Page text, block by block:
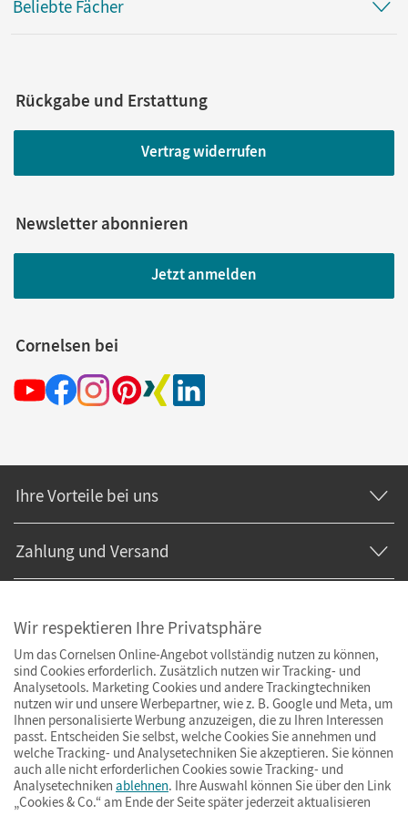
Beliebte Fächer
Rückgabe und Erstattung
Vertrag widerrufen
Newsletter abonnieren
Jetzt anmelden
Cornelsen bei
Ihre Vorteile bei uns
Zahlung und Versand
ImpressumAGBDatenschutzBarrierefreiheitCookies & Co.
Wir respektieren Ihre Privatsphäre
Um das Cornelsen Online-Angebot vollständig nutzen zu können,
sind Cookies erforderlich. Zusätzlich nutzen wir Tracking- und
Analysetools. Marketing Cookies und andere Trackingtechniken
nutzen wir und unsere Werbepartner, wie z. B. Google und Meta, um
Ihnen personalisierte Werbung anzuzeigen, die zu Ihren Interessen
passt. Entscheiden Sie selbst, welche Cookies Sie annehmen und
welche Tracking- und Analysetechniken Sie akzeptieren. Sie können
auch alle nicht erforderlichen Cookies sowie Tracking- und
Analysetechniken ablehnen. Ihre Auswahl können Sie über den Link
„Cookies & Co.“ am Ende der Seite später jederzeit aktualisieren